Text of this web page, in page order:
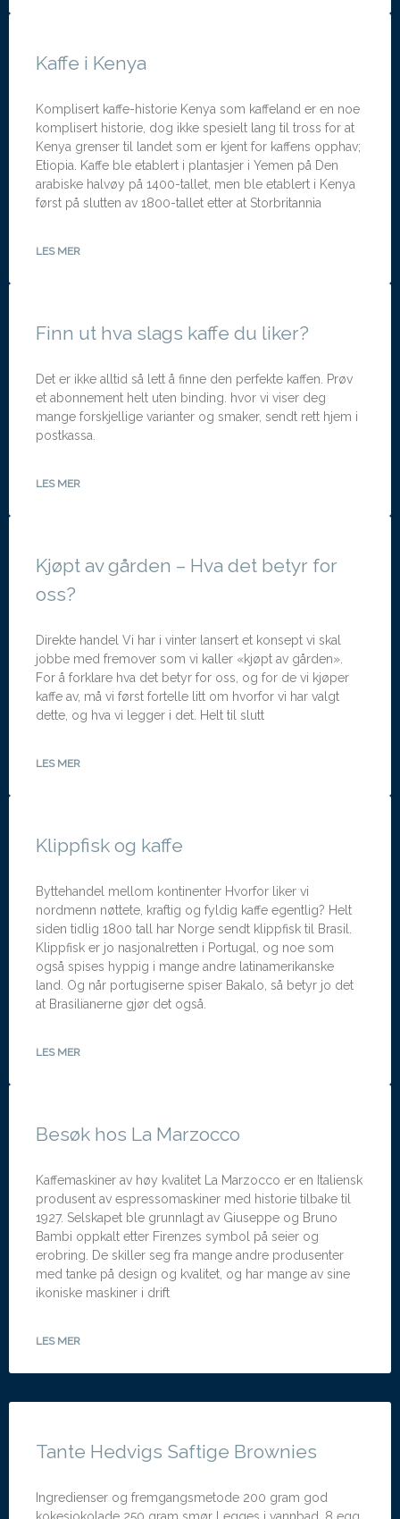
Kaffe i Kenya
Komplisert kaffe-historie Kenya som kaffeland er en noe
komplisert historie, dog ikke spesielt lang til tross for at
Kenya grenser til landet som er kjent for kaffens opphav;
Etiopia. Kaffe ble etablert i plantasjer i Yemen på Den
arabiske halvøy på 1400-tallet, men ble etablert i Kenya
først på slutten av 1800-tallet etter at Storbritannia
LES MER
Finn ut hva slags kaffe du liker?
Det er ikke alltid så lett å finne den perfekte kaffen. Prøv
et abonnement helt uten binding. hvor vi viser deg
mange forskjellige varianter og smaker, sendt rett hjem i
postkassa.
LES MER
Kjøpt av gården – Hva det betyr for
oss?
Direkte handel Vi har i vinter lansert et konsept vi skal
jobbe med fremover som vi kaller «kjøpt av gården».
For å forklare hva det betyr for oss, og for de vi kjøper
kaffe av, må vi først fortelle litt om hvorfor vi har valgt
dette, og hva vi legger i det. Helt til slutt
LES MER
Klippfisk og kaffe
Byttehandel mellom kontinenter Hvorfor liker vi
nordmenn nøttete, kraftig og fyldig kaffe egentlig? Helt
siden tidlig 1800 tall har Norge sendt klippfisk til Brasil.
Klippfisk er jo nasjonalretten i Portugal, og noe som
også spises hyppig i mange andre latinamerikanske
land. Og når portugiserne spiser Bakalo, så betyr jo det
at Brasilianerne gjør det også.
LES MER
Besøk hos La Marzocco
Kaffemaskiner av høy kvalitet La Marzocco er en Italiensk
produsent av espressomaskiner med historie tilbake til
1927. Selskapet ble grunnlagt av Giuseppe og Bruno
Bambi oppkalt etter Firenzes symbol på seier og
erobring. De skiller seg fra mange andre produsenter
med tanke på design og kvalitet, og har mange av sine
ikoniske maskiner i drift
LES MER
Tante Hedvigs Saftige Brownies
Ingredienser og fremgangsmetode 200 gram god
kokesjokolade 250 gram smør Legges i vannbad. 8 egg